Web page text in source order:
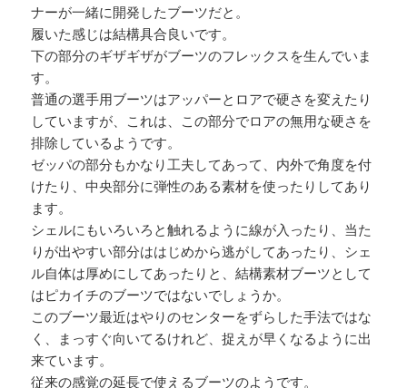
ナーが一緒に開発したブーツだと。
履いた感じは結構具合良いです。
下の部分のギザギザがブーツのフレックスを生んでいま
す。
普通の選手用ブーツはアッパーとロアで硬さを変えたり
していますが、これは、この部分でロアの無用な硬さを
排除しているようです。
ゼッパの部分もかなり工夫してあって、内外で角度を付
けたり、中央部分に弾性のある素材を使ったりしてあり
ます。
シェルにもいろいろと触れるように線が入ったり、当た
りが出やすい部分ははじめから逃がしてあったり、シェ
ル自体は厚めにしてあったりと、結構素材ブーツとして
はピカイチのブーツではないでしょうか。
このブーツ最近はやりのセンターをずらした手法ではな
く、まっすぐ向いてるけれど、捉えが早くなるように出
来ています。
従来の感覚の延長で使えるブーツのようです。